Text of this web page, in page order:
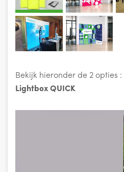
Bekijk hieronder de 2 opties :
Lightbox QUICK